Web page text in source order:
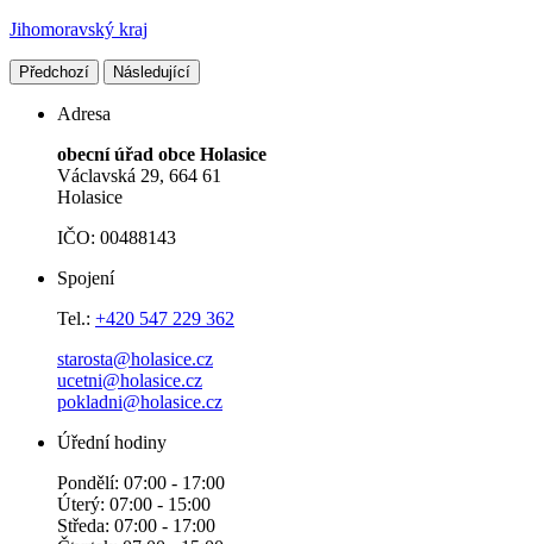
Jihomoravský kraj
Předchozí Následující
Adresa
obecní úřad obce Holasice
Václavská 29, 664 61
Holasice
IČO: 00488143
Spojení
Tel.: +420 547 229 362
starosta@holasice.cz
ucetni@holasice.cz
pokladni@holasice.cz
Úřední hodiny
Pondělí: 07:00 - 17:00
Úterý: 07:00 - 15:00
Středa: 07:00 - 17:00